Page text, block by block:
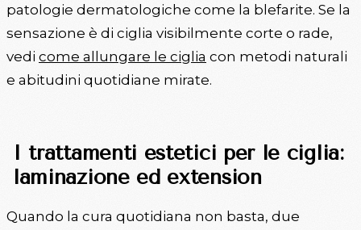
patologie dermatologiche come la blefarite. Se la
sensazione è di ciglia visibilmente corte o rade,
vedi come allungare le ciglia con metodi naturali
e abitudini quotidiane mirate.
I trattamenti estetici per le ciglia:
laminazione ed extension
Quando la cura quotidiana non basta, due